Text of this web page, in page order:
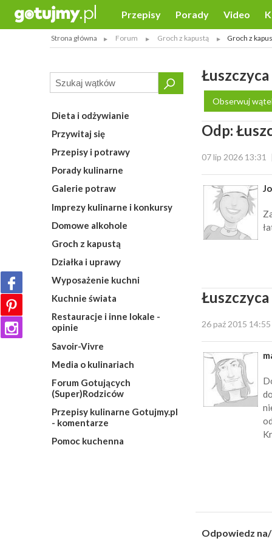
Przepisy Porady Video
Strona główna Forum Groch z kapustą Groch z
Dieta i odżywianie
Przywitaj się
Przepisy i potrawy
Porady kulinarne
Galerie potraw
Imprezy kulinarne i konkursy
Domowe alkohole
Groch z kapustą
Działka i uprawy
Wyposażenie kuchni
Kuchnie świata
Restauracje i inne lokale -
opinie
Savoir-Vivre
Media o kulinariach
Forum Gotujących
(Super)Rodziców
Przepisy kulinarne Gotujmy.pl
- komentarze
Pomoc kuchenna
Łuszczyca
Obserwuj
Odp:
07 lip 2026 13:31
Łuszczyca
26 paź 2015 14:55
Odpowiedz